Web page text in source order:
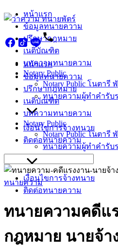
Skip
to
content
หน้าแรก
ข้อมูลทนายความ
ปรึกษากฎหมาย
เนติบัณฑิต
บทความทนายความ
Notary Public
Notary Public โนตารี
ทนายความผู้ทำคำรับ
เงื่อนไขการจ้างทนาย
ติดต่อทนายความ
หน้าแรก
ข้อมูลทนายความ
ปรึกษากฎหมาย
เนติบัณฑิต
บทความทนายความ
Notary Public
Notary Public โนตารี
ทนายความผู้ทำคำรับ
เงื่อนไขการจ้างทนาย
ติดต่อทนายความ
for:
ทนายความ
ทนายความคดีแ
กฎหมาย นายจ้า